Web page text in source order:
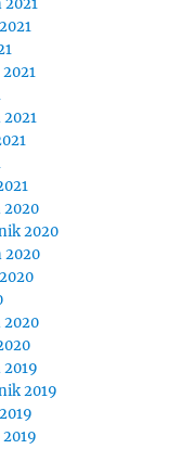
2021
2020
2020
2020
2020
2019